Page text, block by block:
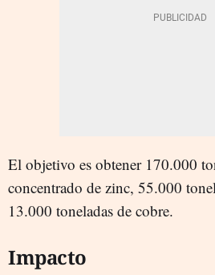
El objetivo es obtener 170.000
concentrado de zinc, 55.000
13.000 toneladas de cobre.
Impacto